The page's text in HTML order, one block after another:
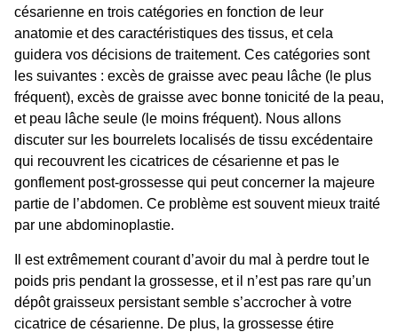
césarienne en trois catégories en fonction de leur
anatomie et des caractéristiques des tissus, et cela
guidera vos décisions de traitement. Ces catégories sont
les suivantes : excès de graisse avec peau lâche (le plus
fréquent), excès de graisse avec bonne tonicité de la peau,
et peau lâche seule (le moins fréquent). Nous allons
discuter sur les bourrelets localisés de tissu excédentaire
qui recouvrent les cicatrices de césarienne et pas le
gonflement post-grossesse qui peut concerner la majeure
partie de l’abdomen. Ce problème est souvent mieux traité
par une abdominoplastie.
Il est extrêmement courant d’avoir du mal à perdre tout le
poids pris pendant la grossesse, et il n’est pas rare qu’un
dépôt graisseux persistant semble s’accrocher à votre
cicatrice de césarienne. De plus, la grossesse étire